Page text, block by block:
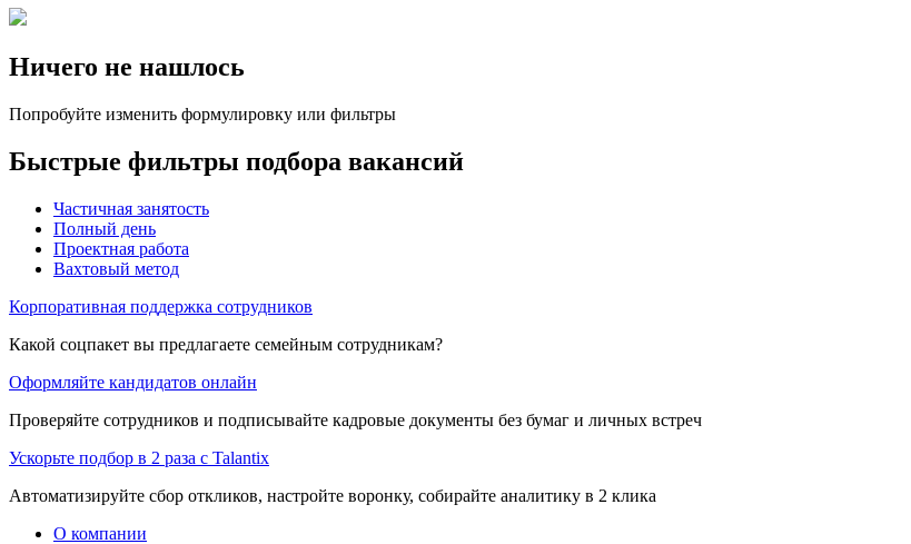
Ничего не нашлось
Попробуйте изменить формулировку или фильтры
Быстрые фильтры подбора вакансий
Частичная занятость
Полный день
Проектная работа
Вахтовый метод
Корпоративная поддержка сотрудников
Какой соцпакет вы предлагаете семейным сотрудникам?
Оформляйте кандидатов онлайн
Проверяйте сотрудников и подписывайте кадровые документы без бумаг и личных встреч
Ускорьте подбор в 2 раза с Talantix
Автоматизируйте сбор откликов, настройте воронку, собирайте аналитику в 2 клика
О компании